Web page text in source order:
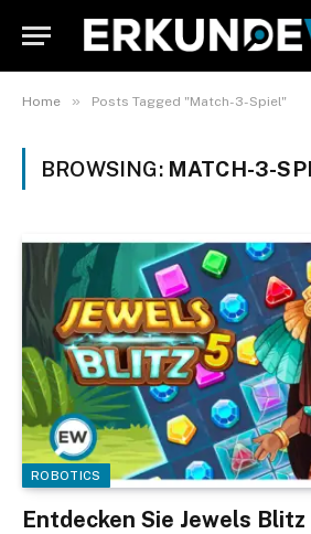
Home » Posts Tagged "Match-3-Spiel"
BROWSING: MATCH-3-
ROBOTICS
Entdecken Sie Jewels